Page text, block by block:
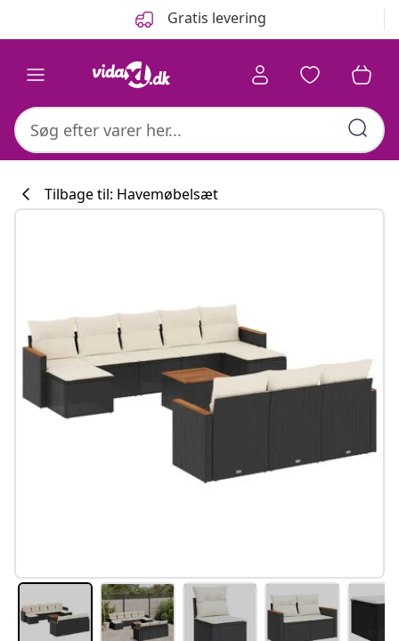
Gratis levering
#sharemevidaxl
Tilbage til: Havemøbelsæt